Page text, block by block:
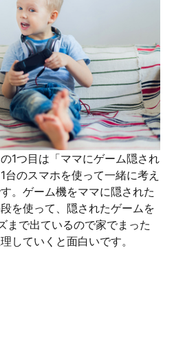
1つ目は「ママにゲーム隠され
のスマホを使って一緒に考え
。ゲーム機をママに隠された
を使って、隠されたゲームを
まで出ているので家でまった
していくと面白いです。